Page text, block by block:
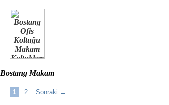
Bostang Makam
1 2 Sonraki →